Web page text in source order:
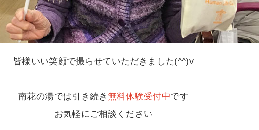
皆様いい笑顔で撮らせていただきました(^^)v
南花の湯では引き続き 無料体験受付中です
お気軽にご相談ください